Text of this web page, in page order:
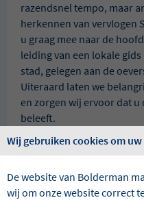
razendsnel tempo, maar
herkennen van vervlogen
u graag mee naar de
leiding van een lokale
stad, gelegen aan de
Uiteraard laten we
en zorgen wij ervoor dat
beleeft.
Wij gebruiken cookies om
De website van Bolderman
wij om onze website correct